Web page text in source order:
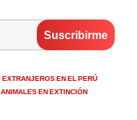
EXTRANJEROS EN EL PERÚ
ANIMALES EN EXTINCIÓN